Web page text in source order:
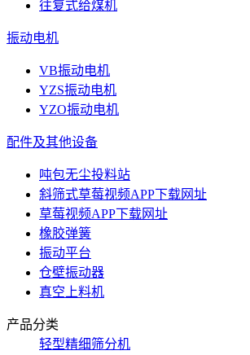
往复式给煤机
振动电机
VB振动电机
YZS振动电机
YZO振动电机
配件及其他设备
吨包无尘投料站
斜筛式草莓视频APP下载网址
草莓视频APP下载网址
橡胶弹簧
振动平台
仓壁振动器
真空上料机
产品分类
轻型精细筛分机